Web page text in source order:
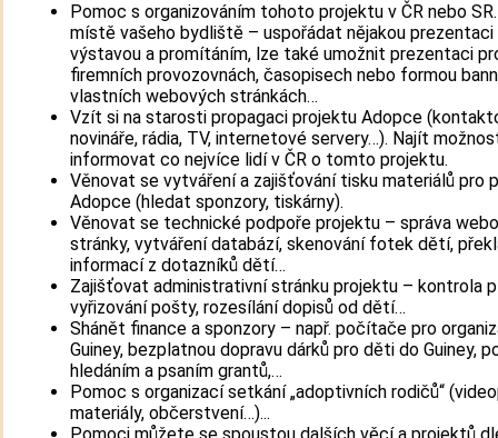
Pomoc s organizováním tohoto projektu v ČR nebo
místě vašeho bydliště – uspořádat nějakou prezentaci
výstavou a promítáním, lze také umožnit prezentaci
firemních provozovnách, časopisech nebo formou
vlastních webových stránkách…
Vzít si na starosti propagaci projektu Adopce
novináře, rádia, TV, internetové servery…). Najít
informovat co nejvíce lidí v ČR o tomto projektu.
Věnovat se vytváření a zajišťování tisku materiálů pro
Adopce (hledat sponzory, tiskárny).
Věnovat se technické podpoře projektu – správa
stránky, vytváření databází, skenování fotek dětí,
informací z dotazníků dětí…
Zajišťovat administrativní stránku projektu – kontrola
vyřizování pošty, rozesílání dopisů od dětí…
Shánět finance a sponzory – např. počítače pro
Guiney, bezplatnou dopravu dárků pro děti do Guiney,
hledáním a psaním grantů,…
Pomoc s organizací setkání „adoptivních rodičů“
materiály, občerstvení…)...